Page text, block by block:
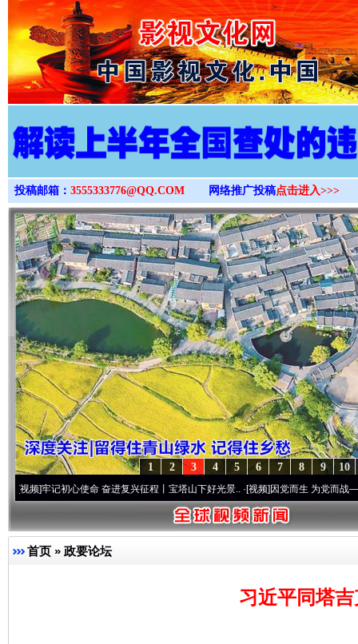
>
投稿邮箱： 3555333776@QQ.COM 网络推广投稿点击进入>>>
10
9
8
7
6
5
4
3
2
1
初心使命 奋进复兴征程丨宝塔山下好光景..·[视频]因党而生 为党而战——百年“纪”
首页 » 政要论坛
习近平同塔